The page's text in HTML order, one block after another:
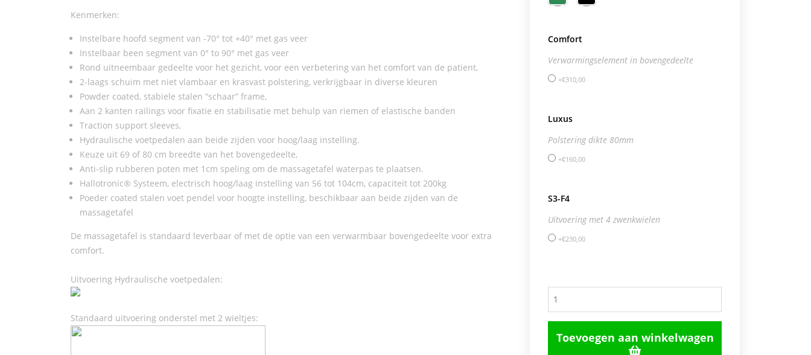
Kenmerken:
Instelbare hoofd segment van -70° tot +40° met gas veer
Instelbaar been segment van 0° to 90° met gas veer
Rond uitneembaar gedeelte voor het gezicht, voor een verbetering van het comfort van de patient,
2-laags schuim met niet vlambaar en krasvast polstering, verkrijgbaar in diverse kleuren
Powder coated, stabiele stalen “schaar” frame,
Aan 2 kanten railings voor fixatie en stabilisatie met behulp van riemen of elastische banden
Traction support sleeves,
Hydraulische voetpedalen aan beide zijden voor hoog/laag instelling.
Keuze uit 69 of 80 cm breedte van het bovengedeelte,
Anti-slip rubberen poten met 1cm speling om de massagetafel waterpas te plaatsen.
Hallotronic® Systeem, electrisch hoog/laag instelling van 56 tot 104cm, capaciteit tot 200kg
Poeder coated stalen voet pendel voor hoogte instelling, beschikbaar aan beide zijden van de
massagetafel
De massagetafel is standaard leverbaar of met de optie van een verwarmbaar bovengedeelte voor extra
comfort.
Uitvoering Hydraulische voetpedalen:
Standaard uitvoering onderstel met 2 wieltjes:
Comfort
Verwarmingselement in bovengedeelte
€310,00
Luxus
Polstering dikte 80mm
€160,00
S3-F4
Uitvoering met 4 zwenkwielen
€230,00
